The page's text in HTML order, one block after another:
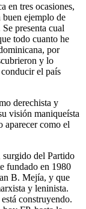
en tres ocasiones,
buen ejemplo de
presenta cual
todo cuanto he
por
y lo
el país
derechista y
visión maniqueísta
aparecer como el
surgido del Partido
fundado en 1980
B. Mejía, y que
y leninista.
construyendo.